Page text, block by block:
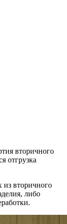
вторичного
отгрузка
вторичного
либо